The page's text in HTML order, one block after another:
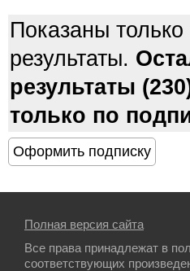
Показаны
результаты.
результаты
только по
Полная версия сайта
Все права принадлежат в
соответствующих